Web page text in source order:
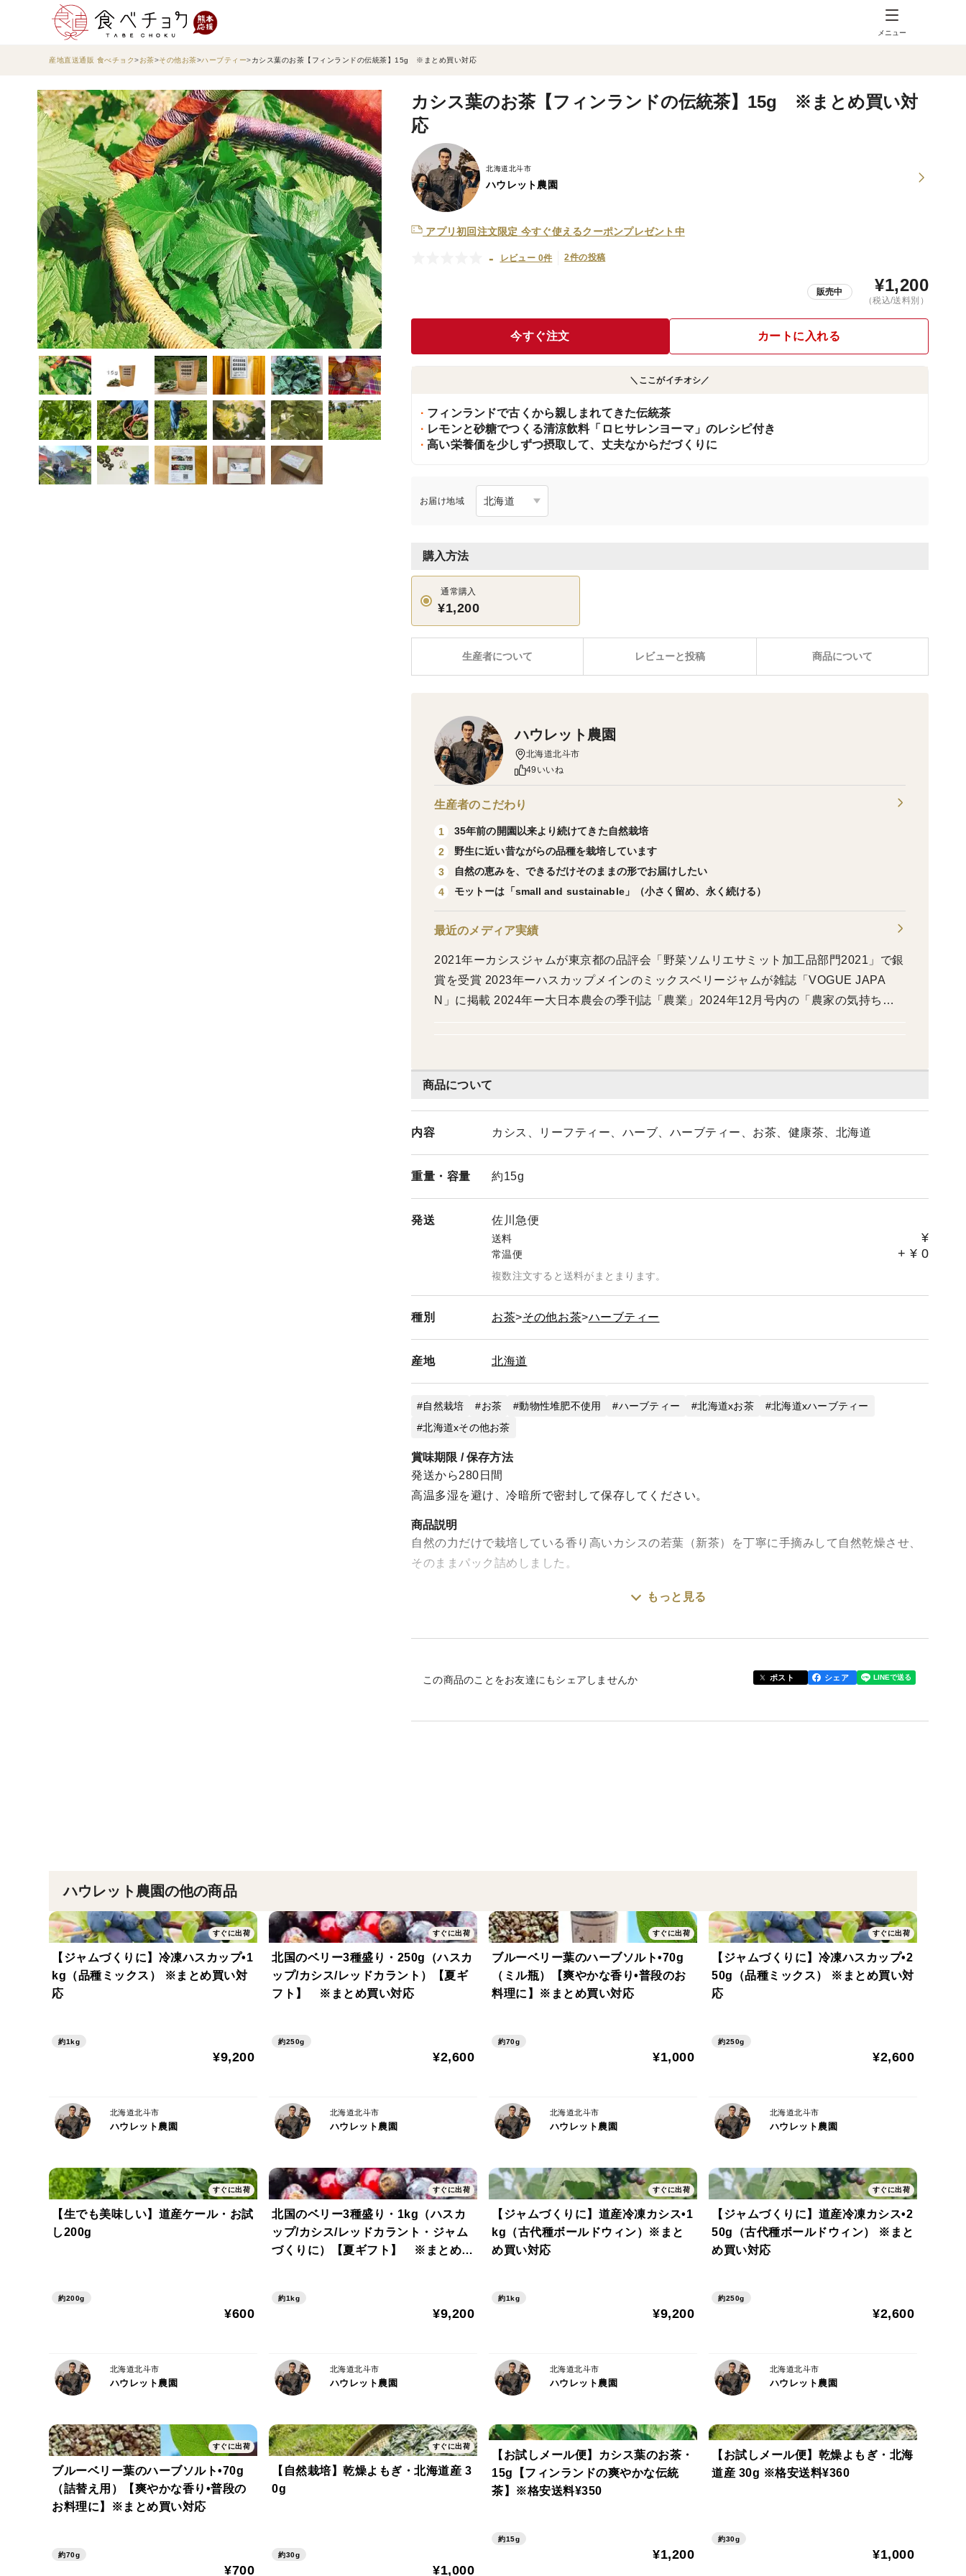
メニュー
産地直送通販 食べチョク お茶 その他お茶 ハーブティー カシス葉のお茶【フィンランドの伝統茶】15g ※まとめ買い対応
カシス葉のお茶【フィンランドの伝統茶】15g ※まとめ買い対
応
北海道北斗市
ハウレット農園
アプリ初回注文限定 今すぐ使えるクーポンプレゼント中
- レビュー 0件 2件の投稿
販売中 ¥1,200
（税込/送料別）
今すぐ注文 カートに入れる
＼ここがイチオシ／
フィンランドで古くから親しまれてきた伝統茶
レモンと砂糖でつくる清涼飲料「ロヒサレンヨーマ」のレシピ付き
高い栄養価を少しずつ摂取して、丈夫なからだづくりに
お届け地域
購入方法
通常購入
¥1,200
レビューと投稿 商品について
生産者について
商品について
内容 カシス、リーフティー、ハーブ、ハーブティー、お茶、健康茶、北海道
重量・ 容量 約15g
発送 佐川急便
送料 ¥
常温便 + ¥ 0
複数注文すると送料がまとまります。
種別 お茶 その他お茶 ハーブティー
産地 北海道
自然栽培 お茶 動物性堆肥不使用 ハーブティー 北海道xお茶
北海道xハーブティー
北海道xその他お茶
賞味期限 / 保存方法
発送から280日間
高温多湿を避け、冷暗所で密封して保存してください。
商品説明
自然の力だけで栽培している香り高いカシスの若葉（新茶）を丁寧に手摘みして自然乾燥させ、
そのままパック詰めしました。
カシスの葉のお茶は、様々な病気を未然に予防してくれる飲料として北欧諸国（主にフィンラン
野性味あふれる緑々しい香りをお楽しみいただけます。渋みや酸味はほとんどなく、飲みやすい
（東京メディカル青果物研究所調べ）
葉にはさらに多くの栄養価が含まれています。
安心・安全なリーフティーを
力だけでベリーを栽培してきました。また、畑全体の面積をあえて小さく抑え、1本1本の木の状
おススメの淹れ方
10分ほど蒸らします。本品のみでもおいしくお召し上がりいただけますが、カシスジャム・ブ
ルーベリージャムを混ぜてお飲みいただくのもオススメです。
※妊娠中･服薬中の方は使用前に必ず医師にご相談下さい。
ロヒサレン・ヨーマとは、フィンランドで古くから愛飲されてきた健康飲料。原材料はカシスの
葉・レモン・果汁・ドライイーストで、爽やかな飲み心地から夏に飲む風物詩としても有名で
食事のお供にもぴったり！ とても簡単に作れますので、同梱のレシピを参考に是非お試しくだ
ーーー
名称：CASSIS CASSIS CASSIS LEAF TEA （新茶）
賞味期限：各商品に記載（製造日より10ヶ月）
原材料：カシスの葉
もっと見る
この商品のことをお友達にもシェアしませんか ポスト シェア
ハウレット農園
北海道北斗市
49いいね
生産者のこだわり
1
35年前の開園以来より続けてきた自然栽培
2
野生に近い昔ながらの品種を栽培しています
3
自然の恵みを、できるだけそのままの形でお届けしたい
4
モットーは「small and sustainable」（小さく留め、永く続ける）
最近のメディア実績
2021年ーカシスジャムが東京都の品評会「野菜ソムリエサミット加工品部門2021」で銀
賞を受賞 2023年ーハスカップメインのミックスベリージャムが雑誌「VOGUE JAPA
N」に掲載 2024年ー大日本農会の季刊誌「農業」2024年12月号内の「農家の気持ち」
ハウレット農園の他の商品
すぐに出荷
【ジャムづくりに】冷凍ハスカップ•1
kg（品種ミックス） ※まとめ買い対
応
約1kg
¥9,200
北海道北斗市
ハウレット農園
すぐに出荷
北国のベリー3種盛り・250g（ハスカ
ップ/カシス/レッドカラント）【夏ギ
フト】 ※まとめ買い対応
約250g
¥2,600
北海道北斗市
ハウレット農園
すぐに出荷
ブルーベリー葉のハーブソルト•70g
（ミル瓶）【爽やかな香り•普段のお
料理に】※まとめ買い対応
約70g
¥1,000
北海道北斗市
ハウレット農園
すぐに出荷
【ジャムづくりに】冷凍ハスカップ•2
50g（品種ミックス） ※まとめ買い対
応
約250g
¥2,600
北海道北斗市
ハウレット農園
すぐに出荷
【生でも美味しい】道産ケール・お試
し200g
約200g
¥600
北海道北斗市
ハウレット農園
すぐに出荷
北国のベリー3種盛り・1kg（ハスカ
ップ/カシス/レッドカラント・ジャム
づくりに）【夏ギフト】 ※まとめ買
約1kg
¥9,200
北海道北斗市
ハウレット農園
すぐに出荷
【ジャムづくりに】道産冷凍カシス•1
kg（古代種ボールドウィン）※まと
め買い対応
約1kg
¥9,200
北海道北斗市
ハウレット農園
すぐに出荷
【ジャムづくりに】道産冷凍カシス•2
50g（古代種ボールドウィン） ※まと
め買い対応
約250g
¥2,600
北海道北斗市
ハウレット農園
すぐに出荷
ブルーベリー葉のハーブソルト•70g
（詰替え用）【爽やかな香り•普段の
お料理に】※まとめ買い対応
約70g
¥700
すぐに出荷
【自然栽培】乾燥よもぎ・北海道産 3
0g
約30g
¥1,000
【お試しメール便】カシス葉のお茶・
15g【フィンランドの爽やかな伝統
茶】※格安送料¥350
約15g
¥1,200
【お試しメール便】乾燥よもぎ・北海
道産 30g ※格安送料¥360
約30g
¥1,000